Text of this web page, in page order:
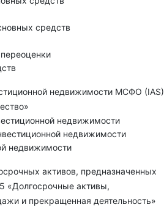
средств
недвижимости МСФО (IAS)
недвижимости
недвижимости
недвижимости
активов, предназначенных
«Долгосрочные активы,
и прекращенная деятельность»